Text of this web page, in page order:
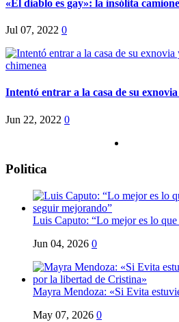
«El diablo es gay»: la insólita
Jul 07, 2022 0
Intentó entrar a la casa de su
Jun 22, 2022 0
Politica
Luis Caputo: “Lo mejor es lo
Jun 04, 2026 0
Mayra Mendoza: «Si Evita
May 07, 2026 0